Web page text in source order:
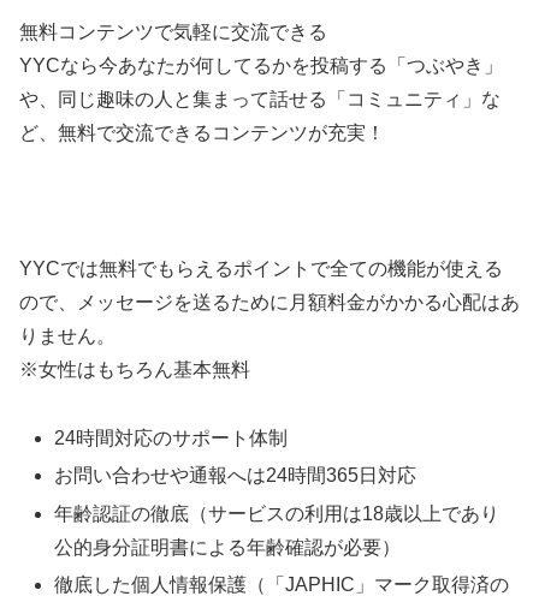
無料コンテンツで気軽に交流できる
YYCなら今あなたが何してるかを投稿する「つぶやき」
や、同じ趣味の人と集まって話せる「コミュニティ」な
ど、無料で交流できるコンテンツが充実！
YYCでは無料でもらえるポイントで全ての機能が使える
ので、メッセージを送るために月額料金がかかる心配はあ
りません。
※女性はもちろん基本無料
24時間対応のサポート体制
お問い合わせや通報へは24時間365日対応
年齢認証の徹底（サービスの利用は18歳以上であり
公的身分証明書による年齢確認が必要）
徹底した個人情報保護（「JAPHIC」マーク取得済の